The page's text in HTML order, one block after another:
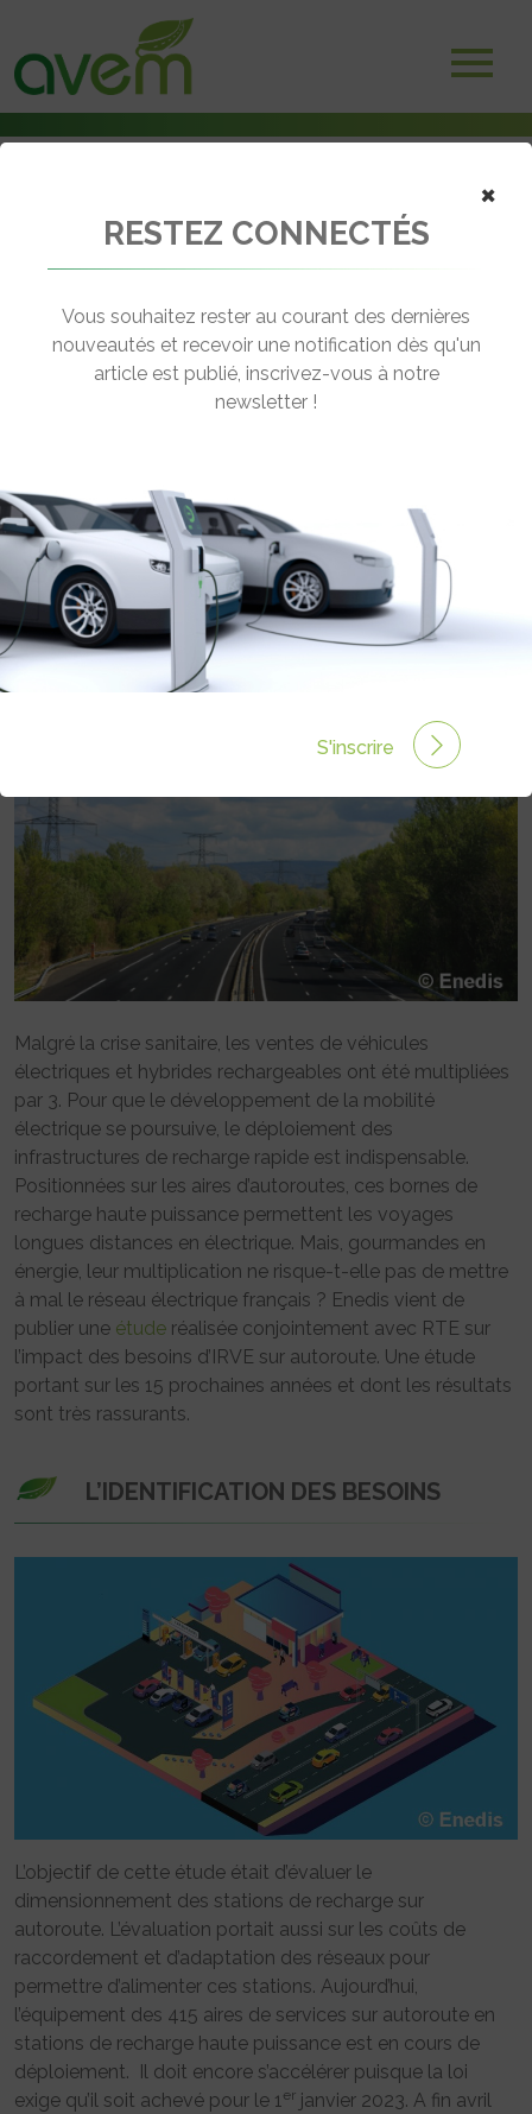
Les réseaux électriques prêts à faire face à la multiplication des
← Revenir aux actualités
LES RÉSEAUX ÉLECTRIQUES PRÊTS À
FAIRE FACE À LA MULTIPLICATION
DES BORNES RAPIDES SUR
AUTOROUTES
Rédigé par Emmanuel Maumon le 22 Juil 2021 à 09:32
0 commentaires
Malgré la crise sanitaire, les ventes de véhicules
électriques et hybrides rechargeables ont été multipliées
par 3. Pour que le développement de la mobilité
électrique se poursuive, le déploiement des
infrastructures de recharge rapide est indispensable.
Positionnées sur les aires d’autoroutes, ces bornes de
recharge haute puissance permettent les voyages
longues distances en électrique. Mais, gourmandes en
énergie, leur multiplication ne risque-t-elle pas de mettre
à mal le réseau électrique français ? Enedis vient de
publier une étude réalisée conjointement avec RTE sur
l’impact des besoins d’IRVE sur autoroute. Une étude
portant sur les 15 prochaines années et dont les résultats
sont très rassurants.
L’IDENTIFICATION DES BESOINS
L’objectif de cette étude était d’évaluer le
dimensionnement des stations de recharge sur
autoroute. L’évaluation portait aussi sur les coûts de
raccordement et d’adaptation des réseaux pour
permettre d’alimenter ces stations. Aujourd’hui,
l’équipement des 415 aires de services sur autoroute en
stations de recharge haute puissance est en cours de
déploiement. Il doit encore s’accélérer puisque la loi
exige qu’il soit achevé pour le 1er janvier 2023. A fin avril
×
RESTEZ CONNECTÉS
Vous souhaitez rester au courant des dernières
nouveautés et recevoir une notification dès qu'un
article est publié, inscrivez-vous à notre
newsletter !
S'inscrire